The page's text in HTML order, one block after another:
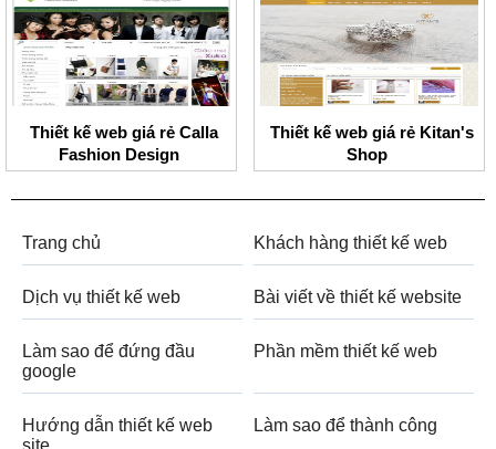
Thiết kế web giá rẻ Calla
Fashion Design
Thiết kế web giá rẻ Kitan's
Shop
Trang chủ Khách hàng thiết kế web
Dịch vụ thiết kế web Bài viết về thiết kế website
Làm sao để đứng đầu
google
Phần mềm thiết kế web
Hướng dẫn thiết kế web
site
Làm sao để thành công